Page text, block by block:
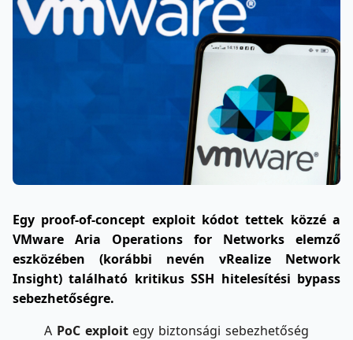
Egy proof-of-concept exploit kódot tettek közzé a
VMware Aria Operations for Networks elemző
eszközében (korábbi nevén vRealize Network
Insight) található kritikus SSH hitelesítési bypass
sebezhetőségre.
A PoC exploitegy biztonsági sebezhetőség